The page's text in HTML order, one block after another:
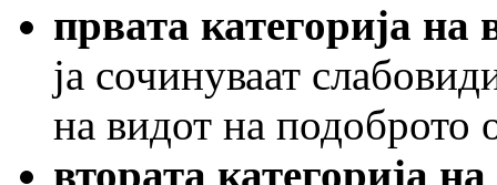
првата категорија
ја сочинуваат
на видот на подоброто
втората категорија